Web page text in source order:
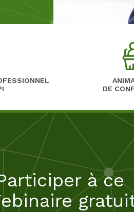
DE
àce